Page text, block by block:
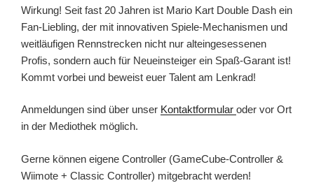
Wirkung! Seit fast 20 Jahren ist Mario Kart Double Dash ein
Fan-Liebling, der mit innovativen Spiele-Mechanismen und
weitläufigen Rennstrecken nicht nur alteingesessenen
Profis, sondern auch für Neueinsteiger ein Spaß-Garant ist!
Kommt vorbei und beweist euer Talent am Lenkrad!
Anmeldungen sind über unser Kontaktformular oder vor Ort
in der Mediothek möglich.
Gerne können eigene Controller (GameCube-Controller &
Wiimote + Classic Controller) mitgebracht werden!